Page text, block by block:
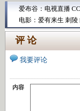
爱布谷： 电视直播
电影： 爱有来生 刺陵
评 论
我要评论
内容